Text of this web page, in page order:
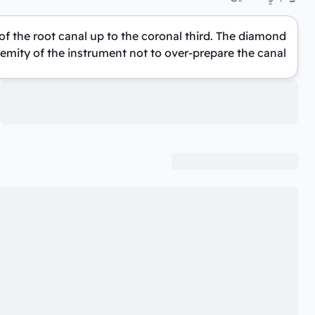
the root canal up to the coronal third. The diamond
of the instrument not to over-prepare the canal.